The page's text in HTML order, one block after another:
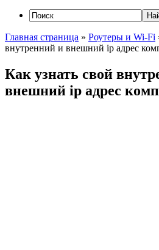
Главная страница » Роутеры и Wi-Fi
внутренний и внешний ip адрес
Как узнать свой
внешний ip адрес